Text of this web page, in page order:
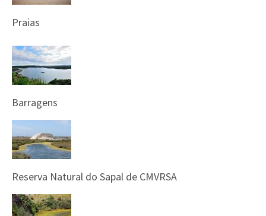
Praias
Barragens
Reserva Natural do Sapal de CMVRSA